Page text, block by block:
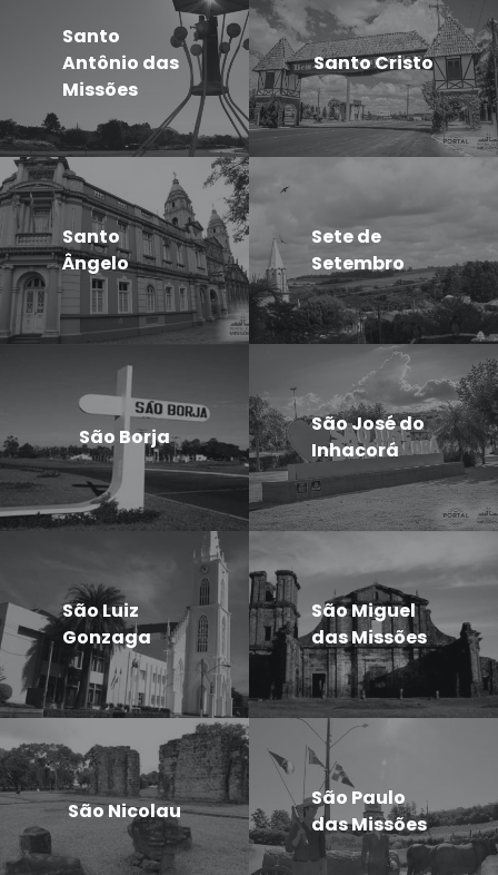
Santo
Antônio das
Missões
Santo Cristo
Santo
Ângelo
Sete de
Setembro
São Borja
São José do
Inhacorá
São Luiz
Gonzaga
São Miguel
das Missões
São Nicolau
São Paulo
das Missões